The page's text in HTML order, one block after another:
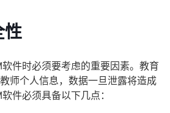
性
件时必须要考虑的重要因素。教育
师个人信息，数据一旦泄露将造成
件必须具备以下几点：